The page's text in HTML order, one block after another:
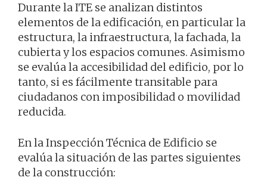
Durante la ITE se analizan distintos
elementos de la edificación, en particular la
estructura, la infraestructura, la fachada, la
cubierta y los espacios comunes. Asimismo
se evalúa la accesibilidad del edificio, por lo
tanto, si es fácilmente transitable para
ciudadanos con imposibilidad o movilidad
reducida.
En la Inspección Técnica de Edificio se
evalúa la situación de las partes siguientes
de la construcción: